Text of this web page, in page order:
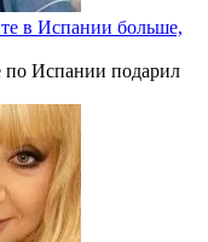
в Испании больше,
по Испании подарил